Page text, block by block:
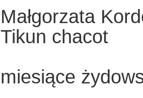
Małgorzata
Tikun chacot
miesiące